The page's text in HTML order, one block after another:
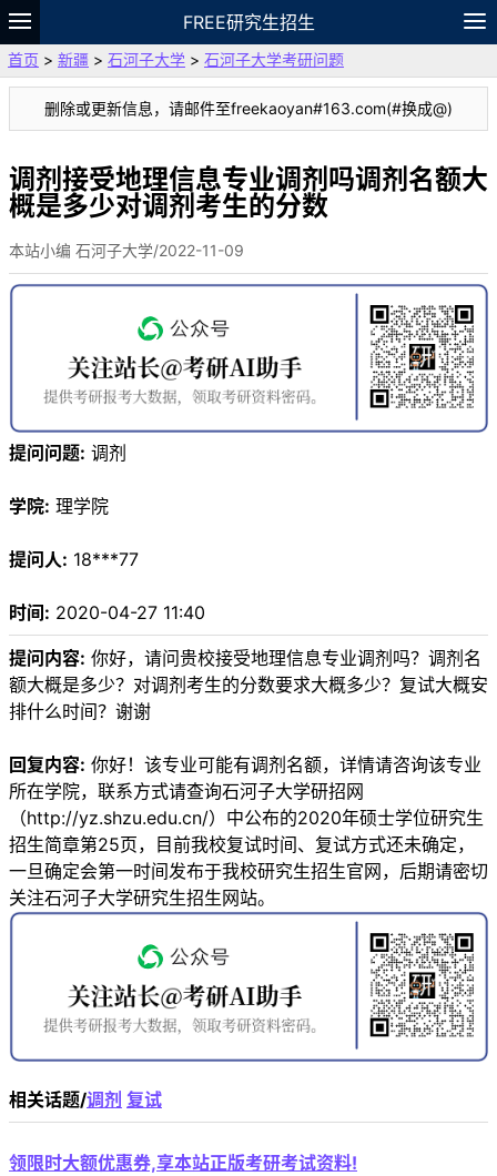
FREE研究生招生
题库
故事 专题 APP 笔记
VIP
资料
首页 > 新疆 > 石河子大学 > 石河子大学考研问题
删除或更新信息，请邮件至freekaoyan#163.com(#换成@)
调剂接受地理信息专业调剂吗调剂名额大
概是多少对调剂考生的分数
本站小编 石河子大学/2022-11-09
提问问题: 调剂
学院: 理学院
提问人: 18***77
时间: 2020-04-27 11:40
提问内容: 你好，请问贵校接受地理信息专业调剂吗？调剂名
额大概是多少？对调剂考生的分数要求大概多少？复试大概安
排什么时间？谢谢
回复内容: 你好！该专业可能有调剂名额，详情请咨询该专业
所在学院，联系方式请查询石河子大学研招网
（http://yz.shzu.edu.cn/）中公布的2020年硕士学位研究生
招生简章第25页，目前我校复试时间、复试方式还未确定，
一旦确定会第一时间发布于我校研究生招生官网，后期请密切
关注石河子大学研究生招生网站。
相关话题/调剂 复试
领限时大额优惠券,享本站正版考研考试资料!